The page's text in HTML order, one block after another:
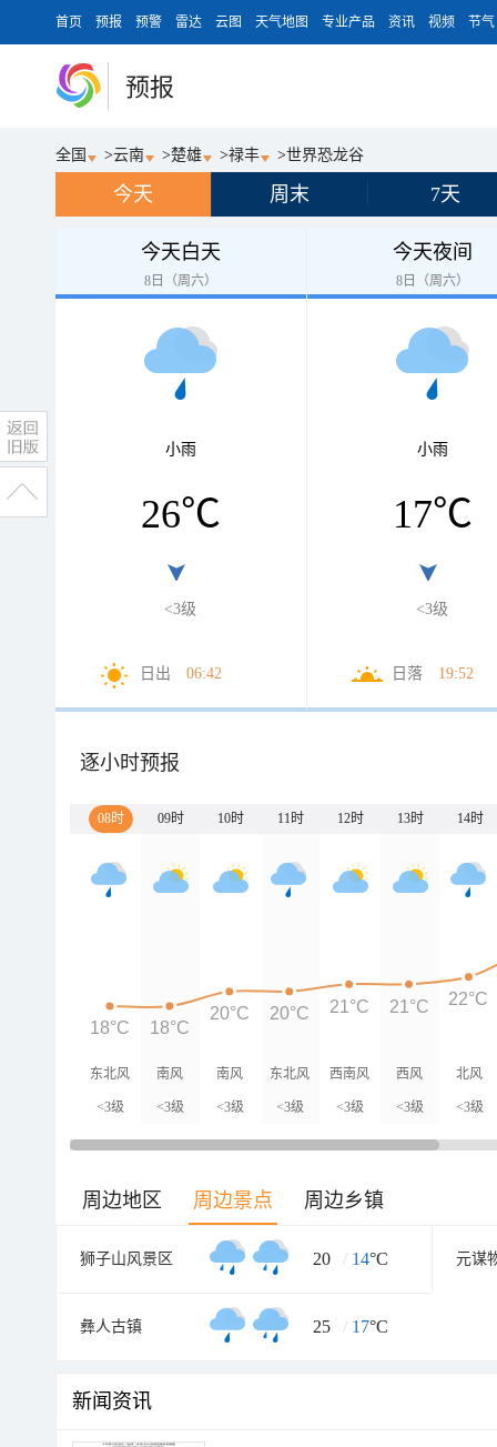
首页 预报 预警 雷达 云图 天气地图 专业产品 资讯 视频 节气
预报
全国 >云南 >楚雄 >禄丰 >世界恐龙谷
今天 周末 7天
今天白天
8日（周六）
小雨
26℃
<3级
日出 06:42
今天夜间
8日（周六）
小雨
17℃
<3级
日落 19:52
逐小时预报
08时 09时 10时 11时 12时 13时 14时
东北风
<3级
南风
<3级
南风
<3级
东北风
<3级
西南风
<3级
西风
<3级
北风
<3级
18°C 18°C
20°C 20°C 21°C 21°C 22°C
周边地区 周边景点 周边乡镇
狮子山风景区 20 / 14°C
彝人古镇 25 / 17°C
新闻资讯